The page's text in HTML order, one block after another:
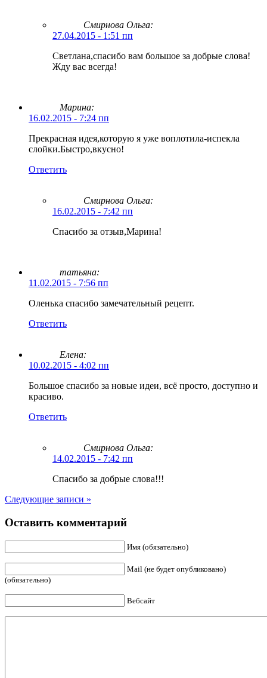
Смирнова Ольга:
27.04.2015 - 1:51 пп
Светлана,спасибо вам большое за добрые слова!
Жду вас всегда!
Марина:
16.02.2015 - 7:24 пп
Прекрасная идея,которую я уже воплотила-испекла
слойки.Быстро,вкусно!
Ответить
Смирнова Ольга:
16.02.2015 - 7:42 пп
Спасибо за отзыв,Марина!
татьяна:
11.02.2015 - 7:56 пп
Оленька спасибо замечательный рецепт.
Ответить
Елена:
10.02.2015 - 4:02 пп
Большое спасибо за новые идеи, всё просто, доступно и
красиво.
Ответить
Смирнова Ольга:
14.02.2015 - 7:42 пп
Спасибо за добрые слова!!!
Следующие записи »
Оставить комментарий
Имя (обязательно)
Mail (не будет опубликовано)
(обязательно)
Вебсайт